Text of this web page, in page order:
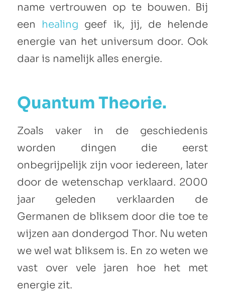
name vertrouwen op te bouwen. Bij
een healing geef ik, jij, de helende
energie van het universum door. Ook
daar is namelijk alles energie.
Quantum Theorie.
Zoals vaker in de geschiedenis
worden dingen die eerst
onbegrijpelijk zijn voor iedereen, later
door de wetenschap verklaard. 2000
jaar geleden verklaarden de
Germanen de bliksem door die toe te
wijzen aan dondergod Thor. Nu weten
we wel wat bliksem is. En zo weten we
vast over vele jaren hoe het met
energie zit.